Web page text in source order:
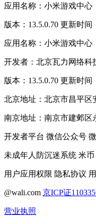
应用名称：小米游戏中心
版本：13.5.0.70 更新时间
应用名称：小米游戏中心
开发者：北京瓦力网络科
版本：13.5.0.70 更新时间
北京地址：北京市昌平区
南京地址：南京市建邺区
开发者平台 微信公众号
未成年人防沉迷系统 米币
用户应用权限 隐私协议
@wali.com 京ICP证
营业执照